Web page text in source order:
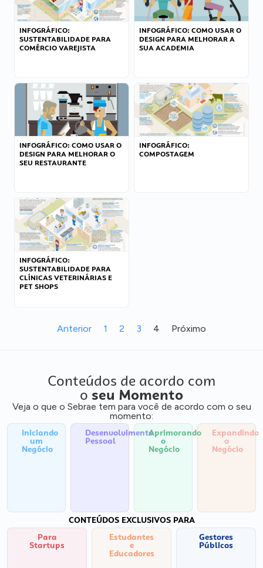
INFOGRÁFICO:
SUSTENTABILIDADE PARA
COMÉRCIO VAREJISTA
INFOGRÁFICO: COMO USAR O
DESIGN PARA MELHORAR A
SUA ACADEMIA
INFOGRÁFICO: COMO USAR O
DESIGN PARA MELHORAR O
SEU RESTAURANTE
INFOGRÁFICO:
COMPOSTAGEM
INFOGRÁFICO:
SUSTENTABILIDADE PARA
CLÍNICAS VETERINÁRIAS E
PET SHOPS
Anterior 1 2 3 4 Próximo
Conteúdos de acordo com
o seu Momento
Veja o que o Sebrae tem para você de acordo com o seu
momento:
Iniciando
um
Negócio
Desenvolvimento
Pessoal
Aprimorando
o
Negócio
Expandindo
o
Negócio
CONTEÚDOS EXCLUSIVOS PARA
Para
Startups
Estudantes
e
Educadores
Gestores
Públicos